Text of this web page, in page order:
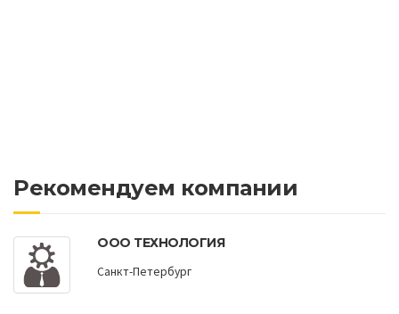
Рекомендуем компании
ООО ТЕХНОЛОГИЯ
Санкт-Петербург